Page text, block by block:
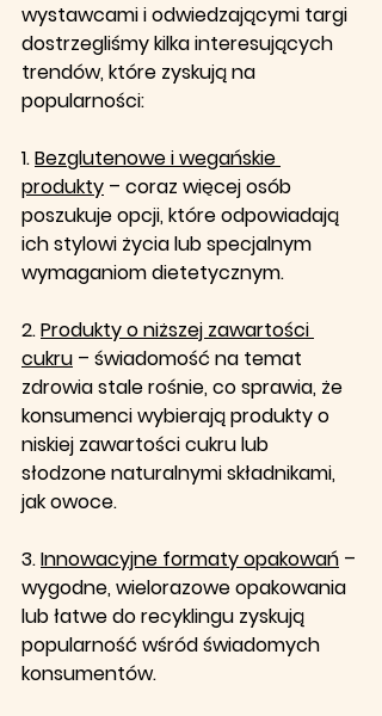
wystawcami i odwiedzającymi targi
dostrzegliśmy kilka interesujących
trendów, które zyskują na
popularności:
1. Bezglutenowe i wegańskie
produkty – coraz więcej osób
poszukuje opcji, które odpowiadają
ich stylowi życia lub specjalnym
wymaganiom dietetycznym.
2. Produkty o niższej zawartości
cukru – świadomość na temat
zdrowia stale rośnie, co sprawia, że
konsumenci wybierają produkty o
niskiej zawartości cukru lub
słodzone naturalnymi składnikami,
jak owoce.
3. Innowacyjne formaty opakowań –
wygodne, wielorazowe opakowania
lub łatwe do recyklingu zyskują
popularność wśród świadomych
konsumentów.